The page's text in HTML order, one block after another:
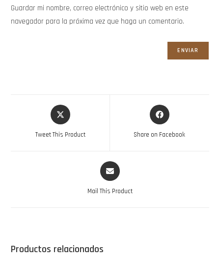
Guardar mi nombre, correo electrónico y sitio web en este
navegador para la próxima vez que haga un comentario.
Tweet This Product Share on Facebook
Mail This Product
Productos relacionados